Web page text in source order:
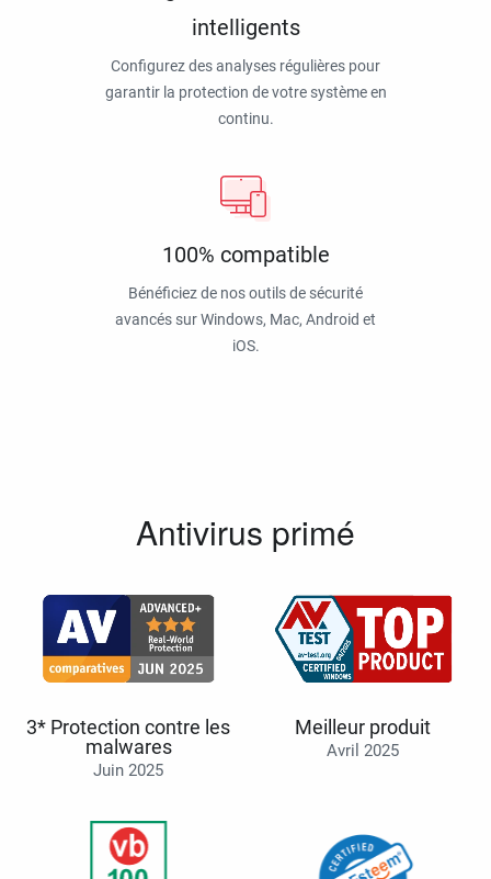
intelligents
Configurez des analyses régulières pour
garantir la protection de votre système en
continu.
100% compatible
Bénéficiez de nos outils de sécurité
avancés sur Windows, Mac, Android et
iOS.
Antivirus primé
3* Protection contre les
malwares
Juin 2025
Meilleur produit
Avril 2025